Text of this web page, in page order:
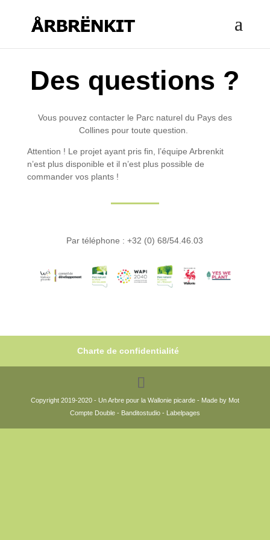
Des questions ?
Vous pouvez contacter le Parc naturel du Pays des
Collines pour toute question.
Attention ! Le projet ayant pris fin, l’équipe Arbrenkit
n’est plus disponible et il n’est plus possible de
commander vos plants !
Par téléphone : +32 (0) 68/54.46.03
Charte de confidentialité
Copyright 2019-2020 - Un Arbre pour la Wallonie picarde - Made by Mot
Compte Double - Banditostudio - Labelpages